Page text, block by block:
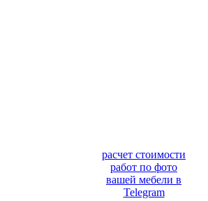
расчет стоимости
работ по фото
вашей мебели в
Telegram